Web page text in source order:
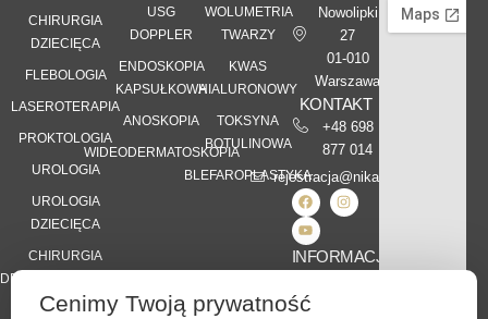
CHIRURGIA
DZIECIĘCA
FLEBOLOGIA
LASEROTERAPIA
PROKTOLOGIA
UROLOGIA
UROLOGIA
DZIECIĘCA
CHIRURGIA
DERMATOLOGICZNA
DIETETYKA
USG
DOPPLER
ENDOSKOPIA
KAPSUŁKOWA
ANOSKOPIA
WIDEODERMATOSKOPIA
WOLUMETRIA
TWARZY
KWAS
HIALURONOWY
TOKSYNA
BOTULINOWA
BLEFAROPLASTYKA
Nowolipki
27
01-010
Warszawa
KONTAKT
+48 698
877 014
rejestracja@nikamed.pl
INFORMACJE
Karta Praw
Cenimy Twoją prywatność